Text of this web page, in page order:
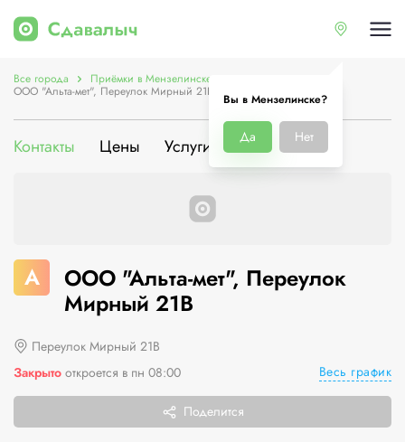
Вы в Мензелинске?
Да Нет
Все города Приёмки в Мензелинске
ООО "Альта-мет", Переулок Мирный 21В
Контакты Цены Услуги О компании
А
ООО "Альта-мет", Переулок
Мирный 21В
Переулок Мирный 21В
Закрыто откроется в пн 08:00 Весь график
Поделится